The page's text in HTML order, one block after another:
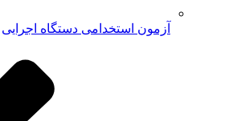
آزمون استخدامی دستگاه اجرایی